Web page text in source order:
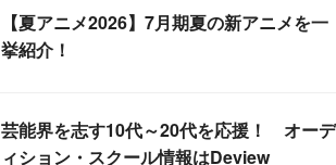
【夏アニメ2026】7月期夏の新アニメを一
挙紹介！
芸能界を志す10代～20代を応援！ オーデ
ィション・スクール情報はDeview